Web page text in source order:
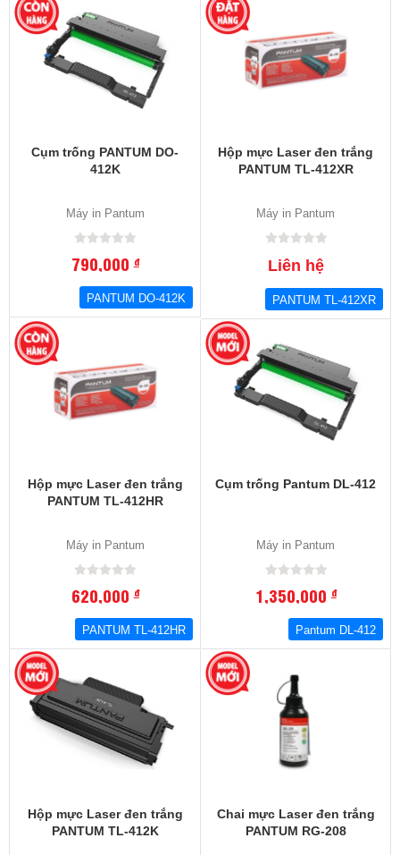
Cụm trống PANTUM DO-
412K
Máy in Pantum
790,000đ
PANTUM DO-412K
Hộp mực Laser đen trắng
PANTUM TL-412XR
Máy in Pantum
Liên hệ
PANTUM TL-412XR
Hộp mực Laser đen trắng
PANTUM TL-412HR
Máy in Pantum
620,000đ
PANTUM TL-412HR
Cụm trống Pantum DL-412
Máy in Pantum
1,350,000đ
Pantum DL-412
Hộp mực Laser đen trắng
PANTUM TL-412K
Chai mực Laser đen trắng
PANTUM RG-208